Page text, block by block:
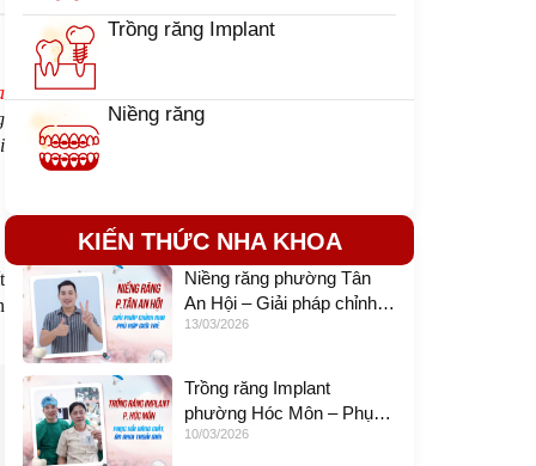
Trồng răng Implant
Niềng răng
KIẾN THỨC NHA KHOA
Niềng răng phường Tân
An Hội – Giải pháp chỉnh
nha phù hợp giới trẻ
13/03/2026
Trồng răng Implant
phường Hóc Môn – Phục
hồi răng mất, ăn nhai thoải
10/03/2026